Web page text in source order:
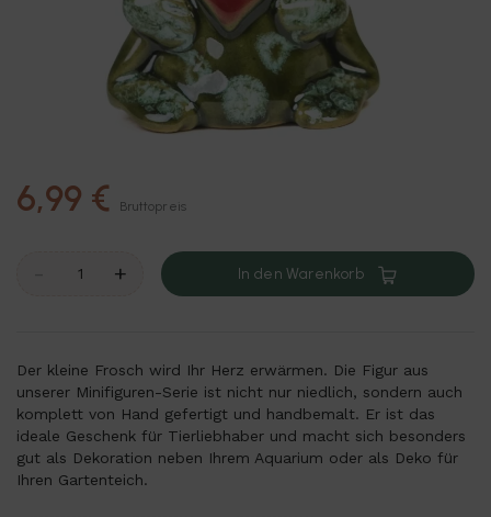
6,99 € Bruttopreis
+ In den Warenkorb
Der kleine Frosch wird Ihr Herz erwärmen. Die Figur aus
unserer Minifiguren-Serie ist nicht nur niedlich, sondern auch
komplett von Hand gefertigt und handbemalt. Er ist das
ideale Geschenk für Tierliebhaber und macht sich besonders
gut als Dekoration neben Ihrem Aquarium oder als Deko für
Ihren Gartenteich.